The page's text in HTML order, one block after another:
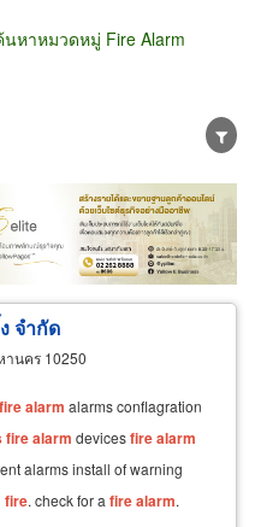
หาหมวดหมู่ Fire Alarm
ต
ตัวแทนจัดจำหน่าย
าร
จำกัด
านคร 10250
firealarm alarms conflagration
firealarm devicesfirealarm
alarms install of warning
fire. check for a firealarm.